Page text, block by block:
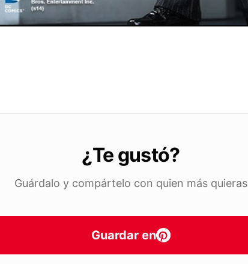
¿Te gustó?
Guárdalo y compártelo con quien más quieras
Guardar en